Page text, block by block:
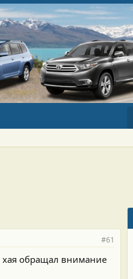
#61
хая обращал внимание